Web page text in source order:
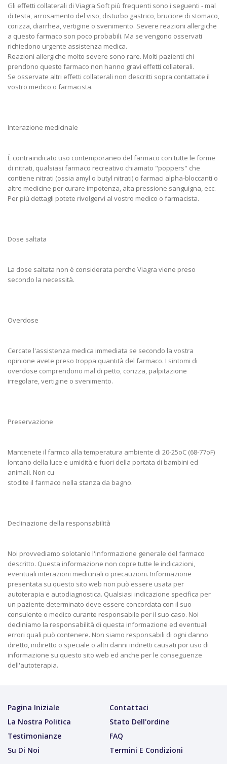
Gli effetti collaterali di Viagra Soft più frequenti sono i seguenti - mal
di testa, arrosamento del viso, disturbo gastrico, bruciore di stomaco,
corizza, diarrhea, vertigine o svenimento. Severe reazioni allergiche
a questo farmaco son poco probabili. Ma se vengono osservati
richiedono urgente assistenza medica.
Reazioni allergiche molto severe sono rare. Molti pazienti chi
prendono questo farmaco non hanno gravi effetti collaterali.
Se osservate altri effetti collaterali non descritti sopra contattate il
vostro medico o farmacista.
Interazione medicinale
È contraindicato uso contemporaneo del farmaco con tutte le forme
di nitrati, qualsiasi farmaco recreativo chiamato "poppers" che
contiene nitrati (ossia amyl o butyl nitrati) o farmaci alpha-bloccanti o
altre medicine per curare impotenza, alta pressione sanguigna, ecc.
Per più dettagli potete rivolgervi al vostro medico o farmacista.
Dose saltata
La dose saltata non è considerata perche Viagra viene preso
secondo la necessità.
Overdose
Cercate l'assistenza medica immediata se secondo la vostra
opinione avete preso troppa quantità del farmaco. I sintomi di
overdose comprendono mal di petto, corizza, palpitazione
irregolare, vertigine o svenimento.
Preservazione
Mantenete il farmco alla temperatura ambiente di 20-25oC (68-77oF)
lontano della luce e umidità e fuori della portata di bambini ed
animali. Non cu
stodite il farmaco nella stanza da bagno.
Declinazione della responsabilità
Noi provvediamo solotanlo l'informazione generale del farmaco
descritto. Questa informazione non copre tutte le indicazioni,
eventuali interazioni medicinali o precauzioni. Informazione
presentata su questo sito web non può essere usata per
autoterapia e autodiagnostica. Qualsiasi indicazione specifica per
un paziente determinato deve essere concordata con il suo
consulente o medico curante responsabile per il suo caso. Noi
decliniamo la responsabilità di questa informazione ed eventuali
errori quali può contenere. Non siamo responsabili di ogni danno
diretto, indiretto o speciale o altri danni indiretti causati por uso di
informazione su questo sito web ed anche per le conseguenze
dell'autoterapia.
Pagina Iniziale
Contattaci
La Nostra Politica
Stato Dell'ordine
Testimonianze
FAQ
Su Di Noi
Termini E Condizioni